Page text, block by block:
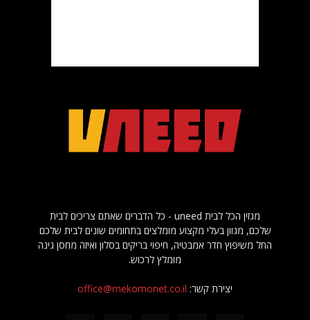
מגזין הכל לבית uneed - כל הדברים שאתם צריכים לבית
שלכם, מגוון בעלי מקצוע מומלצים בתחומים שונים לבית שלכם
החל משיפוץ חדר אמבטיה, חיפוי בריקים בסלון ואיזה מחסן גינה
מומלץ לרכוש.
יצירת קשר: office@mekomonet.co.il